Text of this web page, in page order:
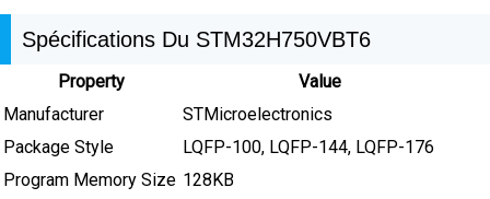
Spécifications Du STM32H750VBT6
Property
Value
Manufacturer
STMicroelectronics
Package Style
LQFP-100, LQFP-144, LQFP-176
Program Memory Size 128KB